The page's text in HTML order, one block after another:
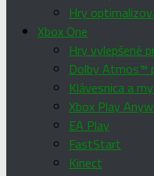
Hry
Xbox One
Hry vylepšené
Dolby Atmos™
Klávesnica a
Xbox Play
EA Play
FastStart
Kinect